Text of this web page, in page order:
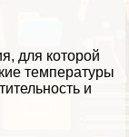
для которой
температуры
и